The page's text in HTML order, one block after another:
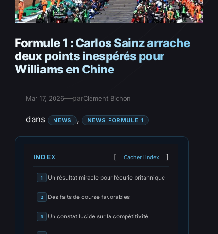
Formule 1 : Carlos Sainz arrache
deux points inespérés pour
Williams en Chine
Mar 17, 2026—parClément Bichon
dans NEWS , NEWS FORMULE 1
INDEX Cacher l'index
1 Un résultat miracle pour l’écurie britannique
2 Des faits de course favorables
3 Un constat lucide sur la compétitivité